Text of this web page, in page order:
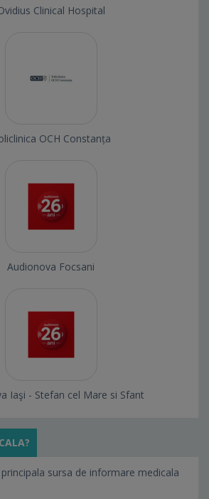
Clinical Hospital
OCH Constanța
Audionova Focsani
Iaşi - Stefan cel Mare si Sfant
principala sursa de informare medicala